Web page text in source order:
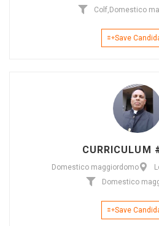
Colf, Domestico
Save
CURRICULUM
Domestico maggiordomo
Domestico
Save